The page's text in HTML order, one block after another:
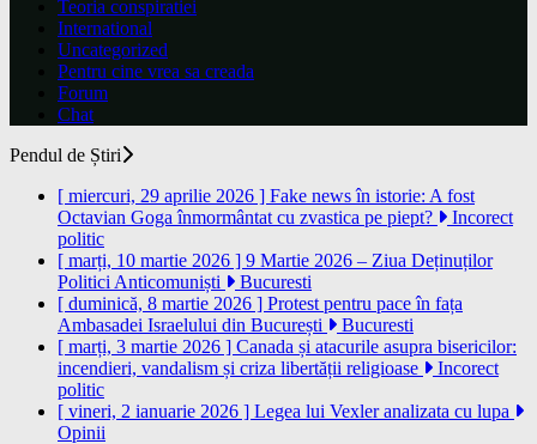
Teoria conspiratiei
International
Uncategorized
Pentru cine vrea sa creada
Forum
Chat
Pendul de Știri
[ miercuri, 29 aprilie 2026 ] Fake news în istorie: A fost
Octavian Goga înmormântat cu zvastica pe piept?
Incorect
politic
[ marți, 10 martie 2026 ] 9 Martie 2026 – Ziua Deținuților
Politici Anticomuniști
Bucuresti
[ duminică, 8 martie 2026 ] Protest pentru pace în fața
Ambasadei Israelului din București
Bucuresti
[ marți, 3 martie 2026 ] Canada și atacurile asupra bisericilor:
incendieri, vandalism și criza libertății religioase
Incorect
politic
[ vineri, 2 ianuarie 2026 ] Legea lui Vexler analizata cu lupa
Opinii